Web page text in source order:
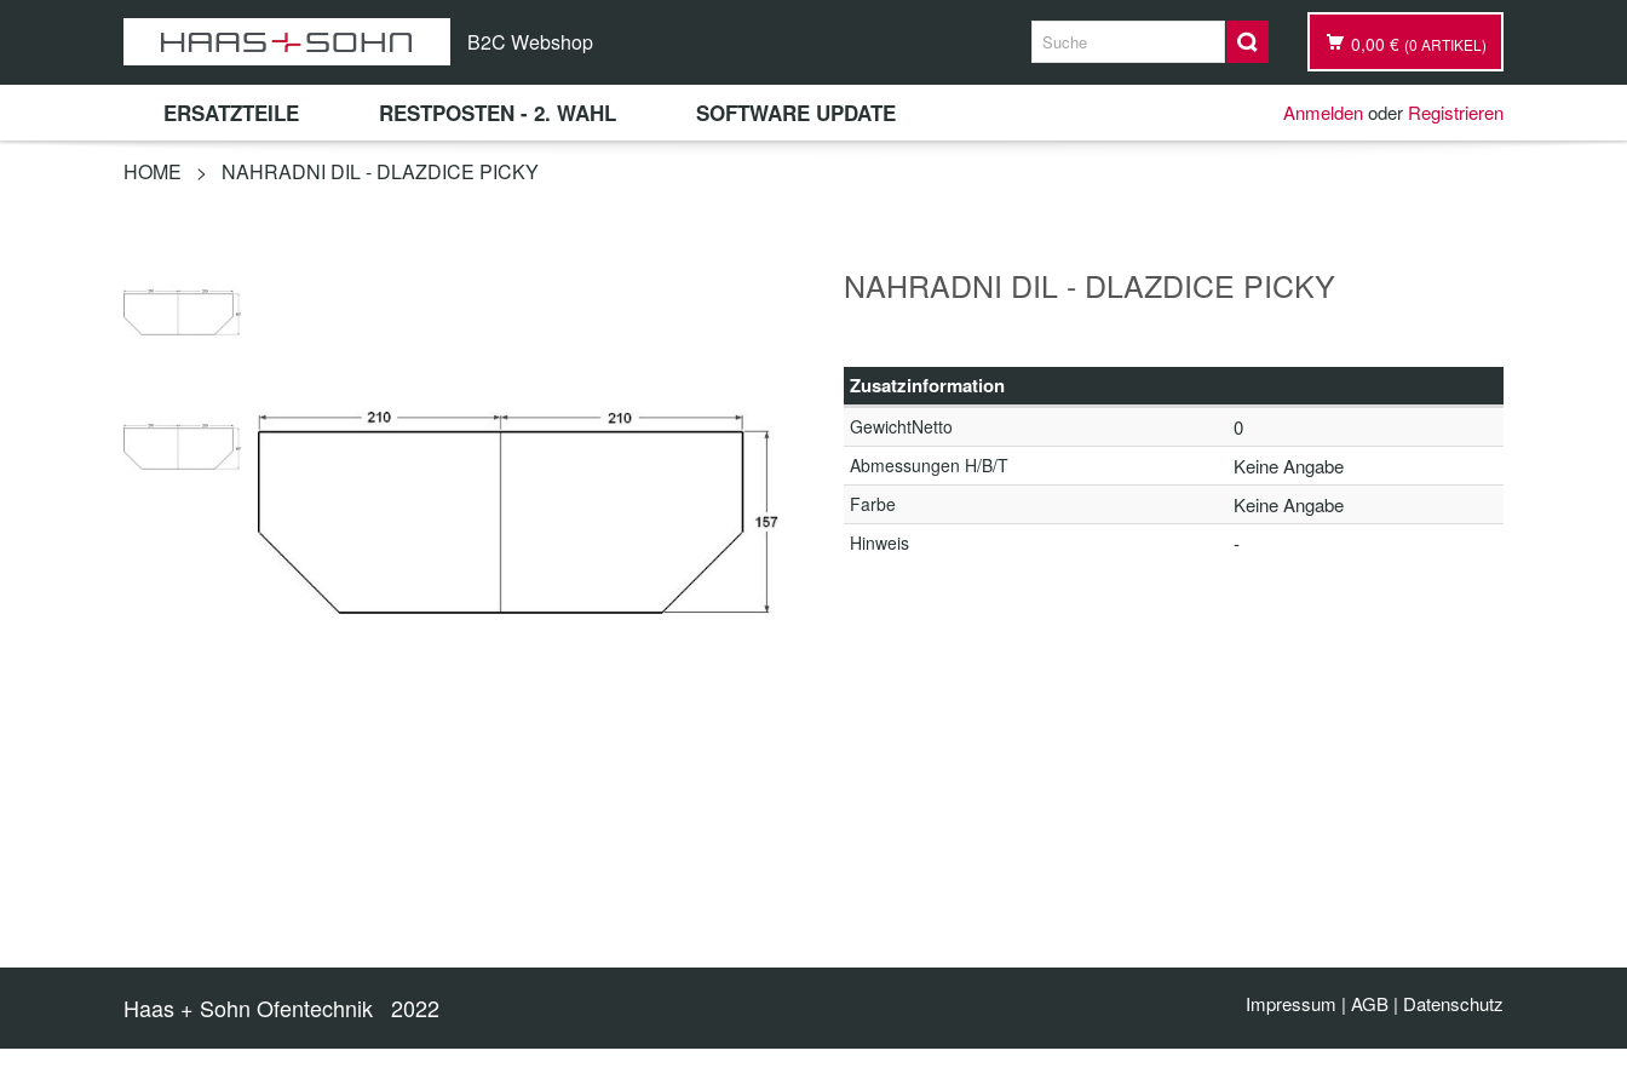
B2C Webshop 0,00 € (0 ARTIKEL)
ERSATZTEILE RESTPOSTEN - 2. WAHL SOFTWARE UPDATE Anmeldenoder Registrieren
HOME > NAHRADNI DIL - DLAZDICE PICKY
NAHRADNI DIL - DLAZDICE PICKY
Zusatzinformation
GewichtNetto 0
Abmessungen H/B/T Keine Angabe
Farbe Keine Angabe
Hinweis -
Haas + Sohn Ofentechnik 2022 Impressum | AGB | Datenschutz